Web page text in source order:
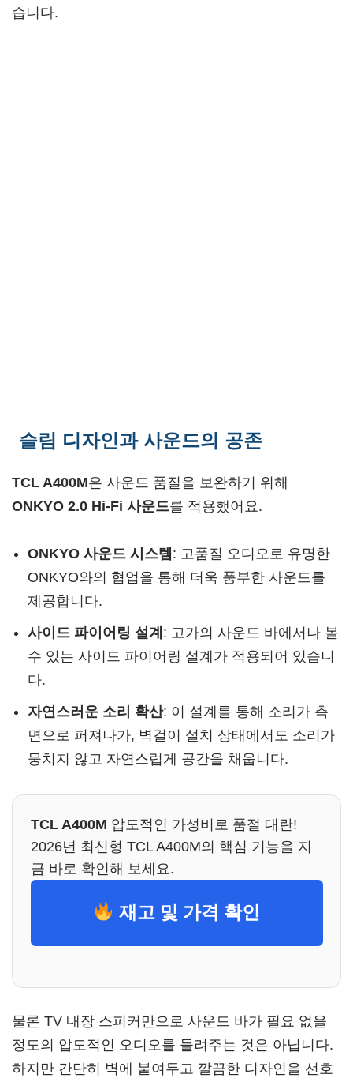
습니다.
슬림 디자인과 사운드의 공존
TCL A400M은 사운드 품질을 보완하기 위해
ONKYO 2.0 Hi-Fi 사운드를 적용했어요.
ONKYO 사운드 시스템 : 고품질 오디오로 유명한
ONKYO와의 협업을 통해 더욱 풍부한 사운드를
제공합니다.
사이드 파이어링 설계 : 고가의 사운드 바에서나 볼
수 있는 사이드 파이어링 설계가 적용되어 있습니
다.
자연스러운 소리 확산: 이 설계를 통해 소리가 측
면으로 퍼져나가, 벽걸이 설치 상태에서도 소리가
뭉치지 않고 자연스럽게 공간을 채웁니다.
TCL A400M 압도적인 가성비로 품절 대란!
2026년 최신형 TCL A400M의 핵심 기능을 지
금 바로 확인해 보세요.
재고 및 가격 확인
물론 TV 내장 스피커만으로 사운드 바가 필요 없을
정도의 압도적인 오디오를 들려주는 것은 아닙니다.
하지만 간단히 벽에 붙여두고 깔끔한 디자인을 선호